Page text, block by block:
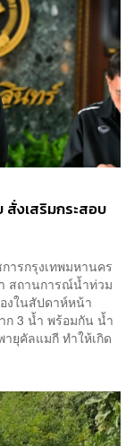
งเสริมกระสอบ
รกรุงเทพมหานคร
สถานการณ์น้ำท่วม
งในสัปดาห์หน้า
ก 3 น้ำ พร้อมกัน น้ำ
ยุคัลแมกี ทำให้เกิด